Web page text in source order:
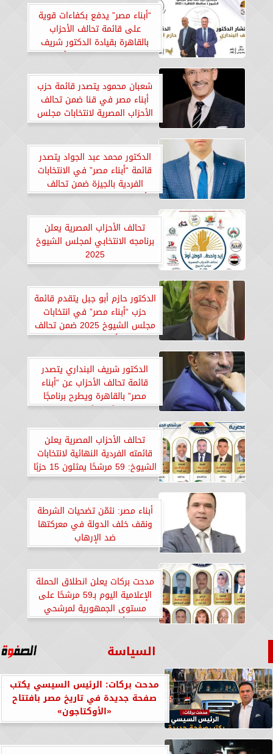
“أبناء مصر” يدفع بكفاءات قوية
على قائمة تحالف الأحزاب
بالقاهرة بقيادة الدكتور شريف
البنداري والدكتور حازم أبو جبل
شعبان محمود يتصدر قائمة حزب
أبناء مصر في قنا ضمن تحالف
الأحزاب المصرية لانتخابات مجلس
الشيوخ 2025
الدكتور محمد عبد الجواد يتصدر
قائمة “أبناء مصر” في الانتخابات
الفردية بالجيزة ضمن تحالف
الأحزاب المصرية لمجلس الشيوخ
تحالف الأحزاب المصرية يعلن
برنامجه الانتخابي لمجلس الشيوخ
2025
الدكتور حازم أبو جبل يتقدم قائمة
حزب “أبناء مصر” في انتخابات
مجلس الشيوخ 2025 ضمن تحالف
الأحزاب المصرية
الدكتور شريف البنداري يتصدر
قائمة تحالف الأحزاب عن “أبناء
مصر” بالقاهرة ويطرح برنامجًا
وطنيًا داعمًا للدولة
تحالف الأحزاب المصرية يعلن
قائمته الفردية النهائية لانتخابات
الشيوخ: 59 مرشحًا يمثلون 15 حزبًا
بعد التنازلات
أبناء مصر: نثمّن تضحيات الشرطة
ونقف خلف الدولة في معركتها
ضد الإرهاب
مدحت بركات يعلن انطلاق الحملة
الإعلامية اليوم بـ59 مرشحًا على
مستوى الجمهورية لمرشحي
تحالف الأحزاب المصرية.. والقاهرة
السياسة
مدحت بركات: الرئيس السيسي يكتب
صفحة جديدة في تاريخ مصر بافتتاح
«الأوكتاجون»